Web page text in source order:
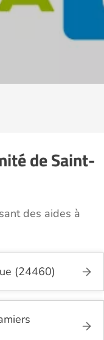
de Saint-
des aides à
(24460)